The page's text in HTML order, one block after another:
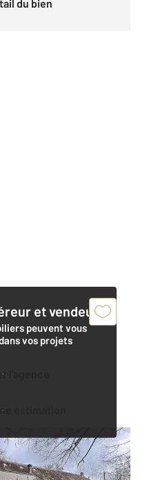
du bien
et vendeur,
peuvent vous
vos projets
l'agence
estimation